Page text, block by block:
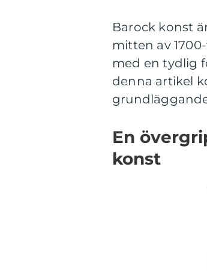
Barock konst
mitten av
med en tydlig
denna artikel
En
konst